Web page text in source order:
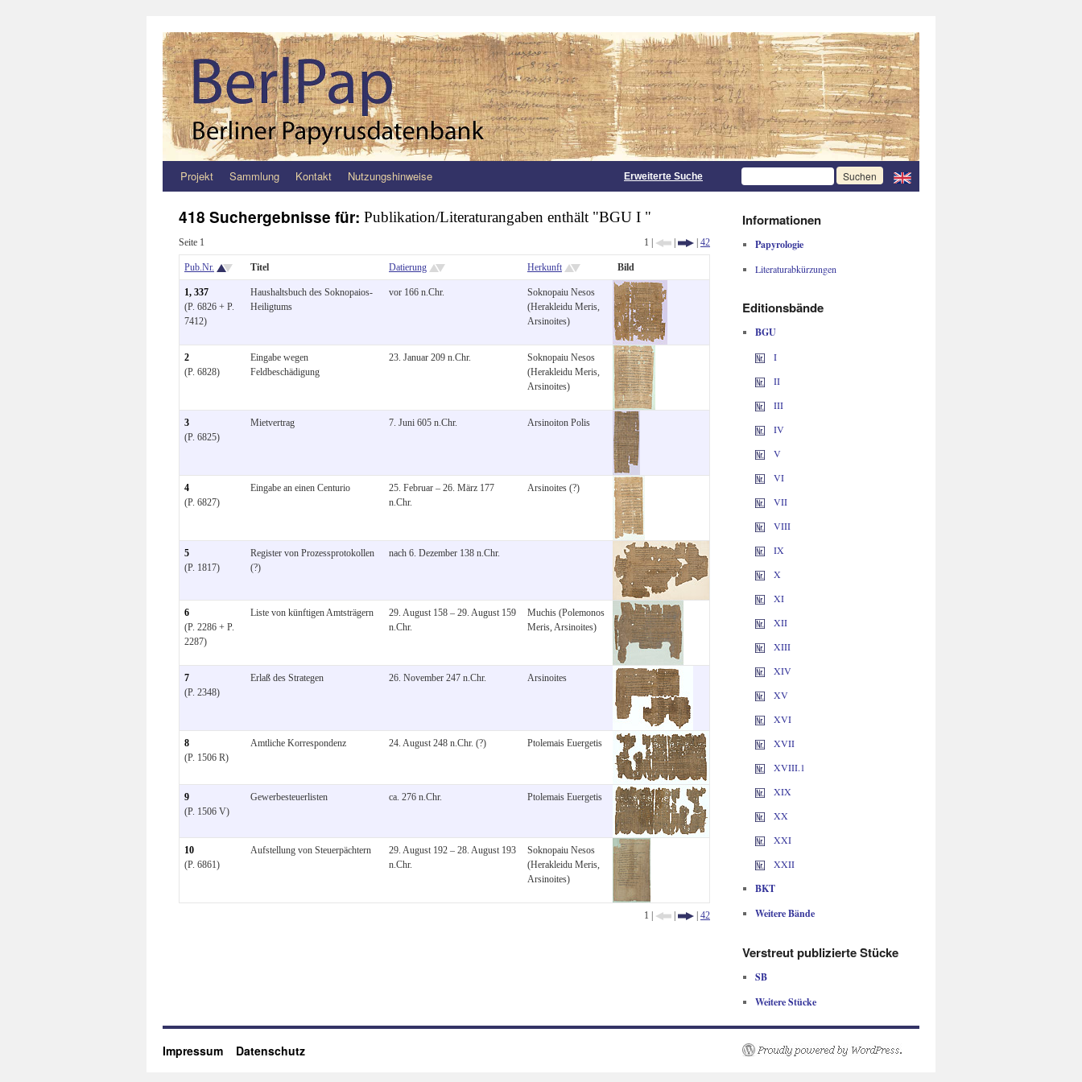
Zum
springen
Projekt Sammlung Kontakt Nutzungshinweise Erweiterte Suche
418 Suchergebnisse für: Publikation/Literaturangaben enthält "BGU I "
Seite 1 1 | | | 42
Pub.Nr. Titel Datierung Herkunft Bild
1, 337
(P. 6826 + P.
7412)
Haushaltsbuch des Soknopaios-
Heiligtums
vor 166 n.Chr.
Soknopaiu Nesos
(Herakleidu Meris,
Arsinoites)
2
(P. 6828)
Eingabe wegen
Feldbeschädigung
23. Januar 209 n.Chr.
Soknopaiu Nesos
(Herakleidu Meris,
Arsinoites)
3
(P. 6825)
Mietvertrag 7. Juni 605 n.Chr. Arsinoiton Polis
4
(P. 6827)
Eingabe an einen Centurio
25. Februar – 26. März 177
n.Chr.
Arsinoites (?)
5
(P. 1817)
Register von Prozessprotokollen
(?)
nach 6. Dezember 138 n.Chr.
6
(P. 2286 + P.
2287)
Liste von künftigen Amtsträgern
29. August 158 – 29. August 159
n.Chr.
Muchis (Polemonos
Meris, Arsinoites)
7
(P. 2348)
Erlaß des Strategen 26. November 247 n.Chr. Arsinoites
8
(P. 1506 R)
Amtliche Korrespondenz 24. August 248 n.Chr. (?) Ptolemais Euergetis
9
(P. 1506 V)
Gewerbesteuerlisten ca. 276 n.Chr. Ptolemais Euergetis
10
(P. 6861)
Aufstellung von Steuerpächtern
29. August 192 – 28. August 193
n.Chr.
Soknopaiu Nesos
(Herakleidu Meris,
Arsinoites)
1 | | | 42
Informationen
Papyrologie
Literaturabkürzungen
Editionsbände
BGU
I
II
III
IV
V
VI
VII
VIII
IX
X
XI
XII
XIII
XIV
XV
XVI
XVII
XVIII.1
XIX
XX
XXI
XXII
BKT
Weitere Bände
Verstreut publizierte Stücke
SB
Weitere Stücke
Impressum Datenschutz